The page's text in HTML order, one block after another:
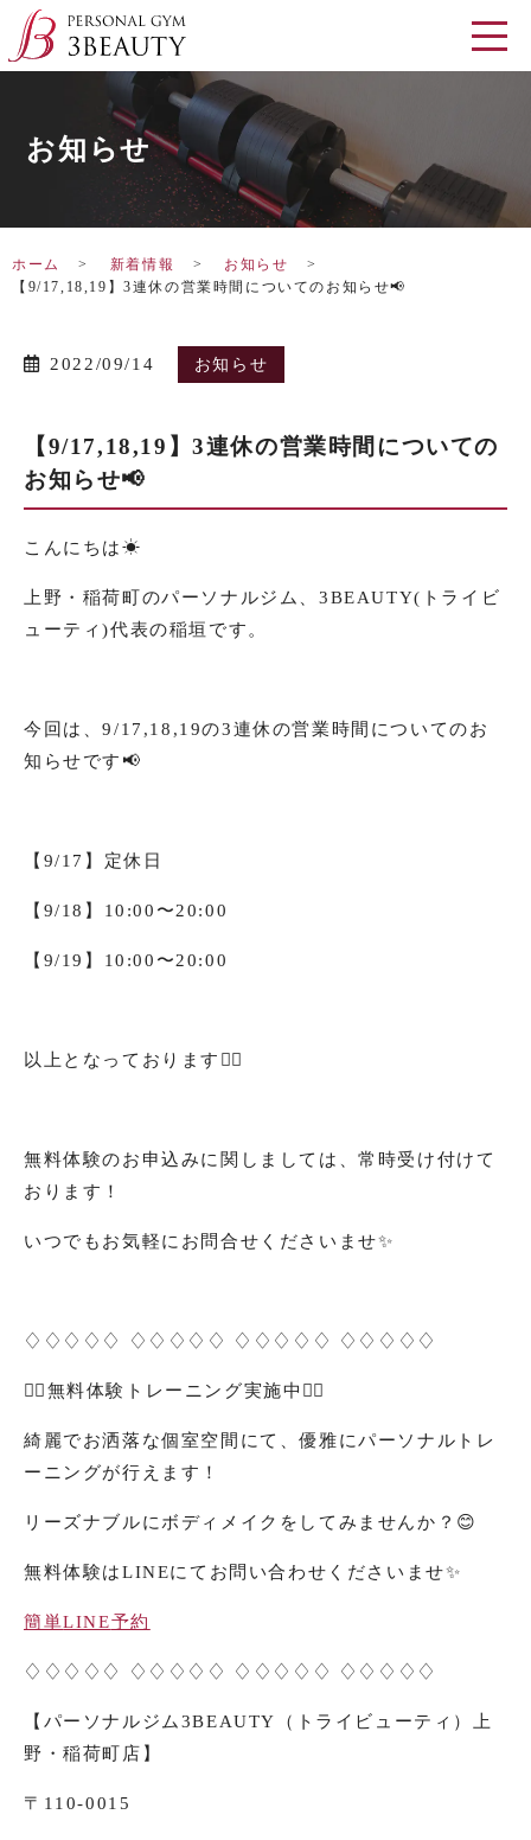
お知らせ
ホーム 新着情報
お知らせ
【9/17,18,19】3連休の営業時間についてのお知らせ📢
2022/09/14 お知らせ
【9/17,18,19】3連休の営業時間についての
お知らせ📢
こんにちは☀︎
上野・稲荷町のパーソナルジム、3BEAUTY(トライビ
ューティ)代表の稲垣です。
今回は、9/17,18,19の3連休の営業時間についてのお
知らせです📢
【9/17】定休日
【9/18】10:00〜20:00
【9/19】10:00〜20:00
以上となっております💁‍♂️
無料体験のお申込みに関しましては、常時受け付けて
おります！
いつでもお気軽にお問合せくださいませ✨
♢♢♢♢♢ ♢♢♢♢♢ ♢♢♢♢♢ ♢♢♢♢♢
🏋️‍♀️ 無料体験トレーニング実施中 🏋️‍♂️
綺麗でお洒落な個室空間にて、優雅にパーソナルトレ
ーニングが行えます！
リーズナブルにボディメイクをしてみませんか？ 😊
無料体験はLINEにてお問い合わせくださいませ✨
簡単LINE予約
♢♢♢♢♢ ♢♢♢♢♢ ♢♢♢♢♢ ♢♢♢♢♢
【パーソナルジム 3BEAUTY
（トライビューティ）上
野・稲荷町店】
〒 110-0015